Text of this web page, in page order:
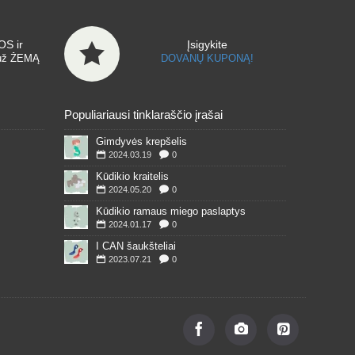
ir
ŽEMĄ
Įsigykite
DOVANŲ KUPONĄ!
Populiariausi tinklaraščio įrašai
Gimdyvės krepšelis
2024.03.19 0
Kūdikio kraitelis
2024.05.20 0
Kūdikio ramaus miego paslaptys
2024.01.17 0
I CAN šaukšteliai
2023.07.21 0